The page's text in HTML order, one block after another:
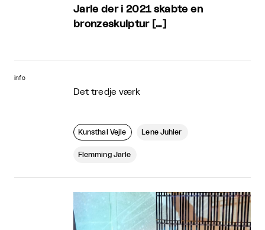
Jarle der i 2021 skabte en
bronzeskulptur […]
info
Det tredje værk
Kunsthal Vejle Lene Juhler
Flemming Jarle